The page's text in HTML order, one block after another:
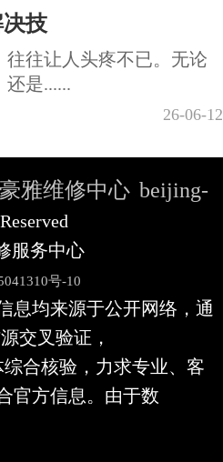
技
往让人头疼不已。无论
是......
26-06-12
雅维修中心 beijing-
服务中心
号-10
息均来源于公开网络，通
交叉验证，
合核验，力求专业、客
官方信息。由于数